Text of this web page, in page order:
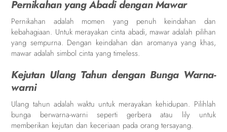
Pernikahan yang Abadi dengan Mawar
Pernikahan adalah momen yang penuh keindahan dan
kebahagiaan. Untuk merayakan cinta abadi, mawar adalah pilihan
yang sempurna. Dengan keindahan dan aromanya yang khas,
mawar adalah simbol cinta yang timeless.
Kejutan Ulang Tahun dengan Bunga Warna-
warni
Ulang tahun adalah waktu untuk merayakan kehidupan. Pilihlah
bunga berwarna-warni seperti gerbera atau lily untuk
memberikan kejutan dan keceriaan pada orang tersayang.